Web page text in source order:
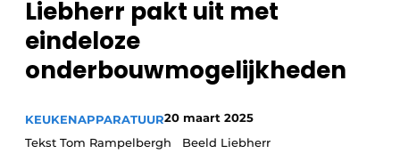
Privacy / Cookie statement
Vacature aanmelden
Video’s
Liebherr pakt uit met
eindeloze
onderbouwmogelijkheden
KEUKENAPPARATUUR20 maart 2025
Tekst Tom Rampelbergh Beeld Liebherr